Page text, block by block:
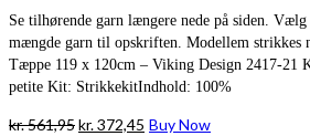
Se tilhørende garn længere nede på siden.
mængde garn til opskriften. Modellem strikkes
Tæppe 119 x 120cm – Viking Design 2417-21
petite Kit: StrikkekitIndhold: 100%
kr.561,95Den
kr.372,45 Den
Buy Now